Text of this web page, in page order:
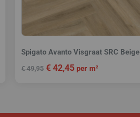
Spigato Avanto Visgraat SRC Beige
€49,95 €42,45 per m²